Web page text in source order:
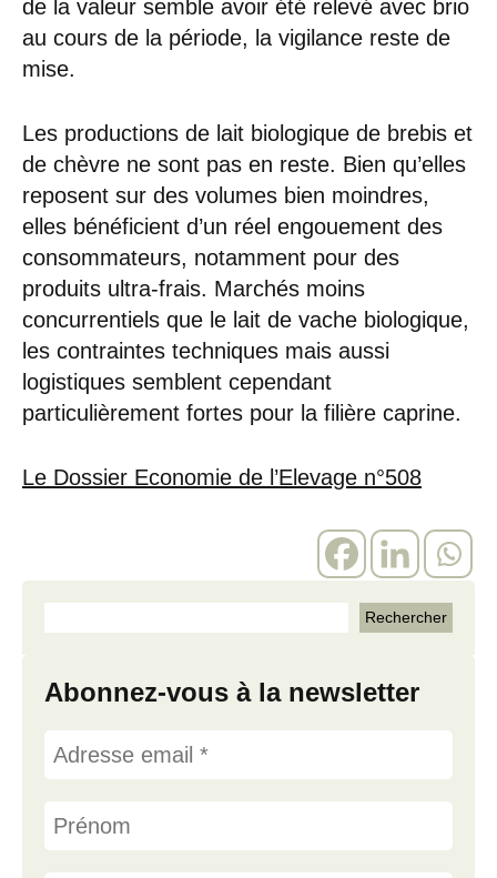
de la valeur semble avoir été relevé avec brio
au cours de la période, la vigilance reste de
mise.
Les productions de lait biologique de brebis et
de chèvre ne sont pas en reste. Bien qu’elles
reposent sur des volumes bien moindres,
elles bénéficient d’un réel engouement des
consommateurs, notamment pour des
produits ultra-frais. Marchés moins
concurrentiels que le lait de vache biologique,
les contraintes techniques mais aussi
logistiques semblent cependant
particulièrement fortes pour la filière caprine.
Le Dossier Economie de l’Elevage n°508
Abonnez-vous à la newsletter